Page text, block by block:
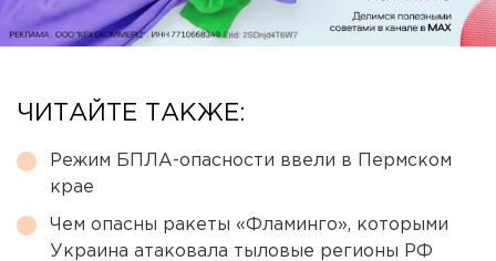
ЧИТАЙТЕ ТАКЖЕ:
Режим БПЛА-опасности ввели в Пермском
крае
Чем опасны ракеты «Фламинго», которыми
Украина атаковала тыловые регионы РФ